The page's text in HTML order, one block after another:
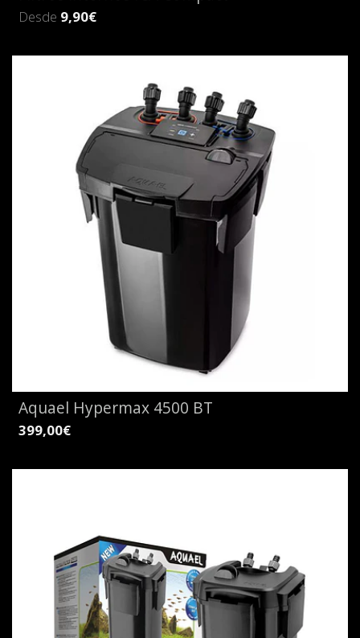
Desde 9,90€
Aquael Hypermax 4500 BT
399,00€